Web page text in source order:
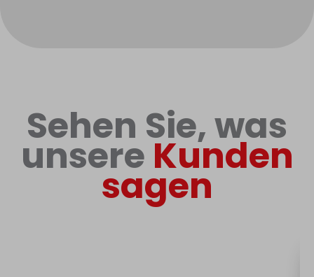
Sehen Sie, was
unsere Kunden
sagen